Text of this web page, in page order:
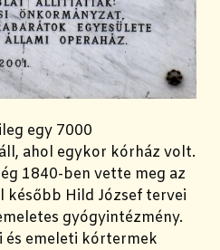
egy 7000
ahol egykor kórház volt.
1840-ben vette meg az
később Hild József tervei
gyógyintézmény.
emeleti kórtermek